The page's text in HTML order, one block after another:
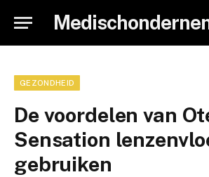
GEZONDHEID
De voordelen van
Sensation
gebruiken